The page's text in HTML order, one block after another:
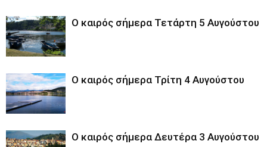
Ο καιρός σήμερα Τετάρτη 5 Αυγούστου
Ο καιρός σήμερα Τρίτη 4 Αυγούστου
Ο καιρός σήμερα Δευτέρα 3 Αυγούστου